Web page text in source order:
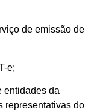
de emissão de
e;
entidades da
representativas do